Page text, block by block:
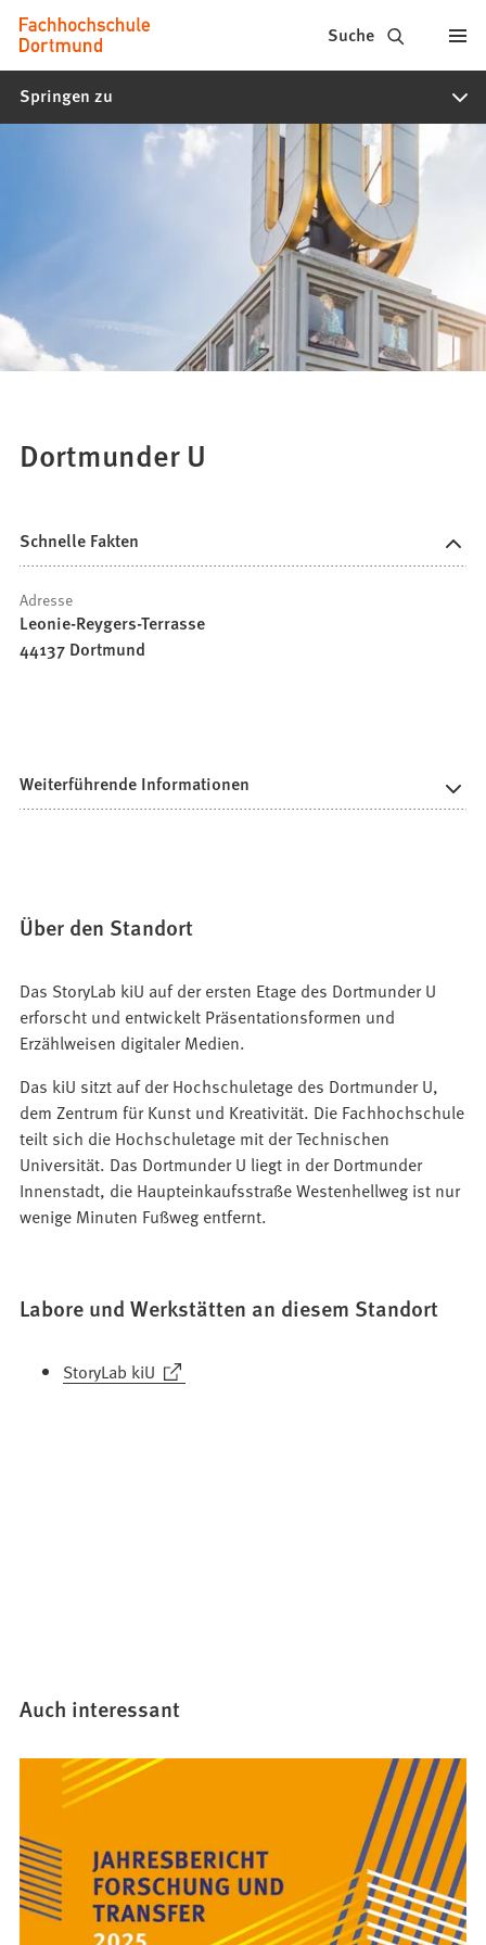
Inhalt anspringen
Fachhochschule
Dortmund
-
Suche
Springen zu
Dortmunder U
Schnelle Fakten
Adresse
Leonie-Reygers-Terrasse
44137 Dortmund
Weiterführende Informationen
Über den Standort
Das StoryLab kiU auf der ersten Etage des Dortmunder U
erforscht und entwickelt Präsentationsformen und
Erzählweisen digitaler Medien.
Das kiU sitzt auf der Hochschuletage des Dortmunder U,
dem Zentrum für Kunst und Kreativität. Die Fachhochschule
teilt sich die Hochschuletage mit der Technischen
Universität. Das Dortmunder U liegt in der Dortmunder
Innenstadt, die Haupteinkaufsstraße Westenhellweg ist nur
wenige Minuten Fußweg entfernt.
Labore und Werkstätten an diesem Standort
StoryLab kiU
(Öffnet
Auch interessant